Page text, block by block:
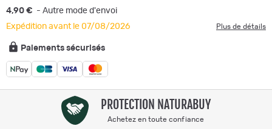
4,90 € - Autre mode d'envoi
Expédition avant le 07/08/2026
Plus de détails
Paiements sécurisés
PROTECTION NATURABUY
Achetez en toute confiance